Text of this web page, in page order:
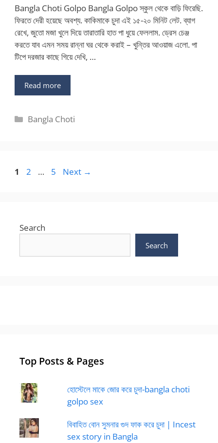
Bangla Choti Golpo Bangla Golpo স্কুল থেকে বাড়ি ফিরেছি.
ফিরতে দেরী হয়েছে অবশ্য. কাকিমাকে চুদা এই ১৫-২০ মিনিট লেট. ব্যাগ
রেখে, জুতো মজা খুলে দিয়ে তারাতারি হাত পা ধুয়ে ফেললাম. ড্রেস চেঞ্জ
করতে যাব এমন সময় রান্না ঘর থেকে করাই – খুন্তির আওয়াজ এলো. পা
টিপে দরজার কাছে গিয়ে দেখি, …
Read more
Categories
Bangla Choti
Page
1 Page
2 … Page
5 Next →
Search
Search
Top Posts & Pages
হোস্টেলে মাকে জোর করে চুদা-bangla choti
golpo sex
বিবাহিত বোন সুমনার গুদ ফাক করে চুদা | Incest
sex story in Bangla